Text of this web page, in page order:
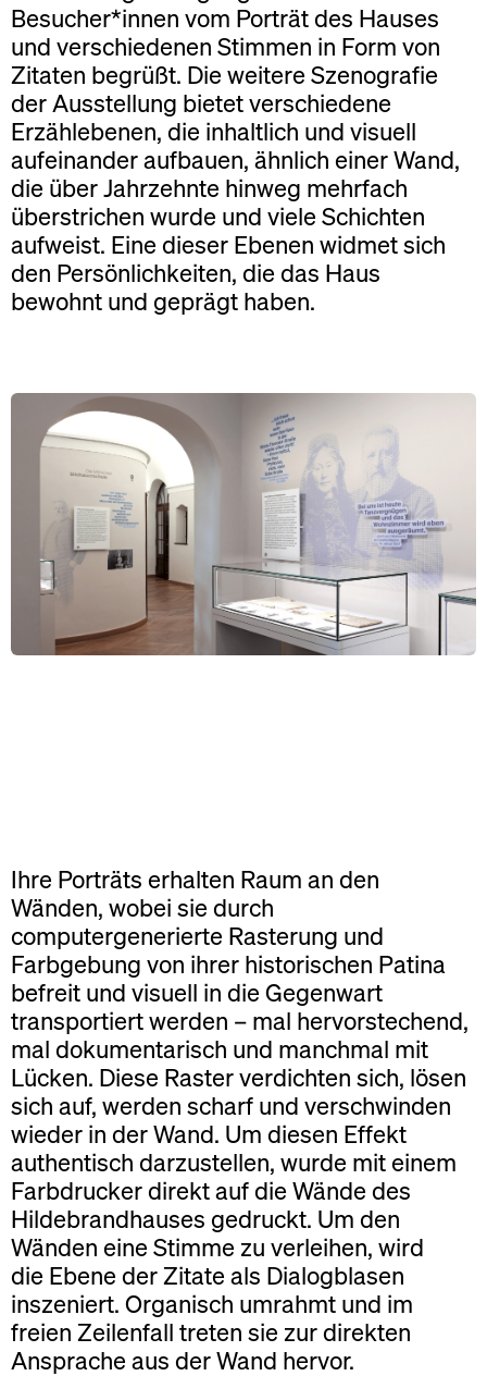
Besucher*innen vom Porträt des Hauses
und verschiedenen Stimmen in Form von
Zitaten begrüßt. Die weitere Szenografie
der Ausstellung bietet verschiedene
Erzählebenen, die inhaltlich und visuell
aufeinander aufbauen, ähnlich einer Wand,
die über Jahrzehnte hinweg mehrfach
überstrichen wurde und viele Schichten
aufweist. Eine dieser Ebenen widmet sich
den Persönlichkeiten, die das Haus
bewohnt und geprägt haben.
Ihre Porträts erhalten Raum an den
Wänden, wobei sie durch
computergenerierte Rasterung und
Farbgebung von ihrer historischen Patina
befreit und visuell in die Gegenwart
transportiert werden – mal hervorstechend,
mal dokumentarisch und manchmal mit
Lücken. Diese Raster verdichten sich, lösen
sich auf, werden scharf und verschwinden
wieder in der Wand. Um diesen Effekt
authentisch darzustellen, wurde mit einem
Farbdrucker direkt auf die Wände des
Hildebrandhauses gedruckt. Um den
Wänden eine Stimme zu verleihen, wird
die Ebene der Zitate als Dialogblasen
inszeniert. Organisch umrahmt und im
freien Zeilenfall treten sie zur direkten
Ansprache aus der Wand hervor.